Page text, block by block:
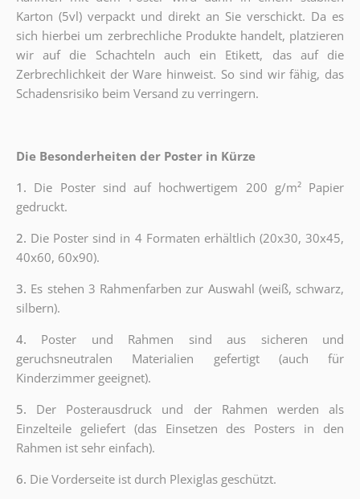
Karton (5vl) verpackt und direkt an Sie verschickt. Da es
sich hierbei um zerbrechliche Produkte handelt, platzieren
wir auf die Schachteln auch ein Etikett, das auf die
Zerbrechlichkeit der Ware hinweist. So sind wir fähig, das
Schadensrisiko beim Versand zu verringern.
Die Besonderheiten der Poster in Kürze
1. Die Poster sind auf hochwertigem 200 g/m² Papier
gedruckt.
2. Die Poster sind in 4 Formaten erhältlich (20x30, 30x45,
40x60, 60x90).
3. Es stehen 3 Rahmenfarben zur Auswahl (weiß, schwarz,
silbern).
4. Poster und Rahmen sind aus sicheren und
geruchsneutralen Materialien gefertigt (auch für
Kinderzimmer geeignet).
5. Der Posterausdruck und der Rahmen werden als
Einzelteile geliefert (das Einsetzen des Posters in den
Rahmen ist sehr einfach).
6. Die Vorderseite ist durch Plexiglas geschützt.